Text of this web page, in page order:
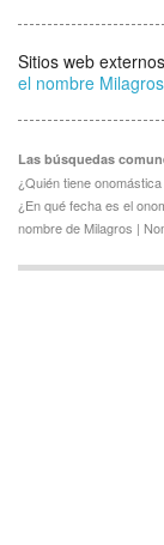
Sitios web
el nombre Milagros
Las búsquedas
¿Quién tiene
¿En qué fecha es el
nombre de Milagros |